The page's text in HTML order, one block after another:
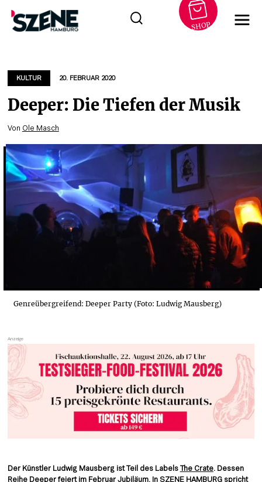
springen
SHOP
KULTUR 20. FEBRUAR 2020
Deeper: Die Tiefen der Musik
Von Ole Masch
Genreübergreifend: Deeper Party (Foto: Ludwig Mausberg)
Der Künstler Ludwig Mausberg ist Teil des Labels The Crate. Dessen
Reihe Deeper feiert im Februar Jubiläum. In SZENE HAMBURG spricht